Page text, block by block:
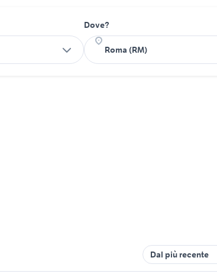
Dove?
Dal più recente